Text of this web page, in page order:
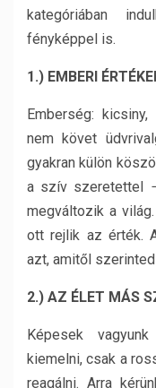
kategóriában
fényképpel is.
1.) EMBERI
Emberség:
nem követ
gyakran külön
a szív szeretettel
megváltozik a
ott rejlik az érték.
azt, amitől
2.) AZ ÉLET MÁS
Képesek
kiemelni, csak a
reagálni. Arra